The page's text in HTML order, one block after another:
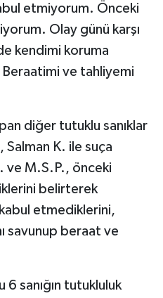
etmiyorum. Önceki
Olay günü karşı
kendimi koruma
ve tahliyemi
diğer tutuklu sanıklar
Salman K. ile suça
ve M.S.P., önceki
belirterek
kabul etmediklerini,
savunup beraat ve
sanığın tutukluluk